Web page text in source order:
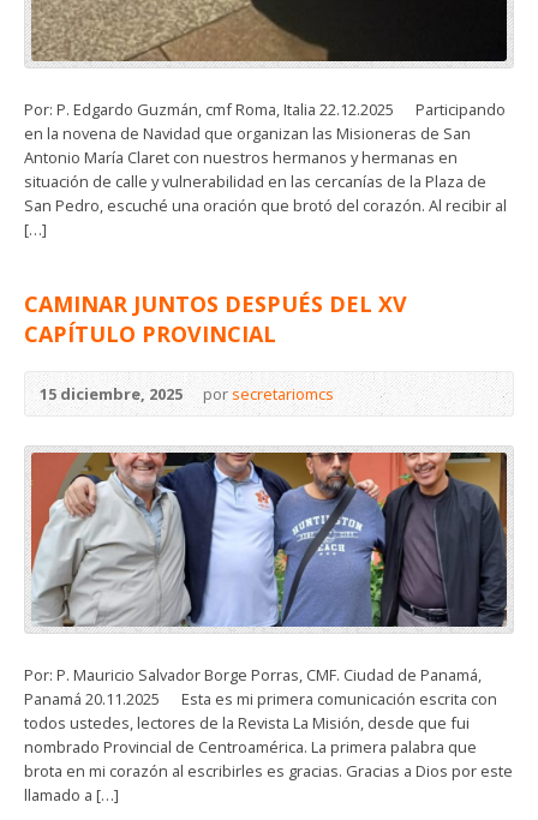
Por: P. Edgardo Guzmán, cmf Roma, Italia 22.12.2025 Participando
en la novena de Navidad que organizan las Misioneras de San
Antonio María Claret con nuestros hermanos y hermanas en
situación de calle y vulnerabilidad en las cercanías de la Plaza de
San Pedro, escuché una oración que brotó del corazón. Al recibir al
[…]
CAMINAR JUNTOS DESPUÉS DEL XV
CAPÍTULO PROVINCIAL
15 diciembre, 2025 por secretariomcs
Por: P. Mauricio Salvador Borge Porras, CMF. Ciudad de Panamá,
Panamá 20.11.2025 Esta es mi primera comunicación escrita con
todos ustedes, lectores de la Revista La Misión, desde que fui
nombrado Provincial de Centroamérica. La primera palabra que
brota en mi corazón al escribirles es gracias. Gracias a Dios por este
llamado a […]